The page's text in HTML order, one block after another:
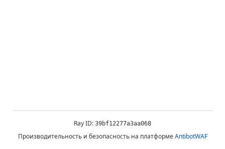
Ray ID: 39bf12277a3aa068
Производительность и безопасность на платформе AntibotWAF